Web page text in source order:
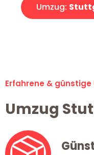
Umzug:
Erfahrene &
Umzug